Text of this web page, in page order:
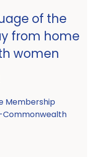
of the
from home
women
Membership